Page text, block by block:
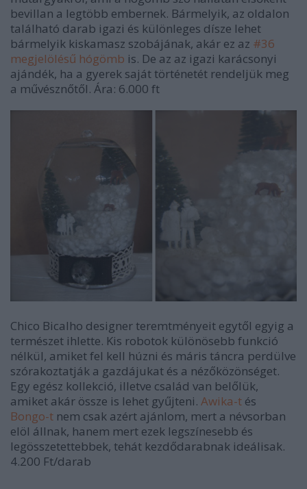
bevillan a legtöbb embernek. Bármelyik, az oldalon
található darab igazi és különleges dísze lehet
bármelyik kiskamasz szobájának, akár ez az #36
megjelölésű hógömb is. De az az igazi karácsonyi
ajándék, ha a gyerek saját történetét rendeljük meg
a művésznőtől. Ára: 6.000 ft
Chico Bicalho designer teremtményeit egytől egyig a
természet ihlette. Kis robotok különösebb funkció
nélkül, amiket fel kell húzni és máris táncra perdülve
szórakoztatják a gazdájukat és a nézőközönséget.
Egy egész kollekció, illetve család van belőlük,
amiket akár össze is lehet gyűjteni. Awika-t és
Bongo-t nem csak azért ajánlom, mert a névsorban
elöl állnak, hanem mert ezek legszínesebb és
legösszetettebbek, tehát kezdődarabnak ideálisak.
4.200 Ft/darab